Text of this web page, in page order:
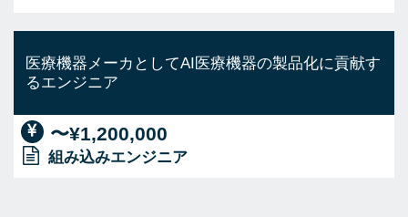
医療機器メーカとしてAI医療機器の製品化に貢献す
るエンジニア
〜¥1,200,000
組み込みエンジニア